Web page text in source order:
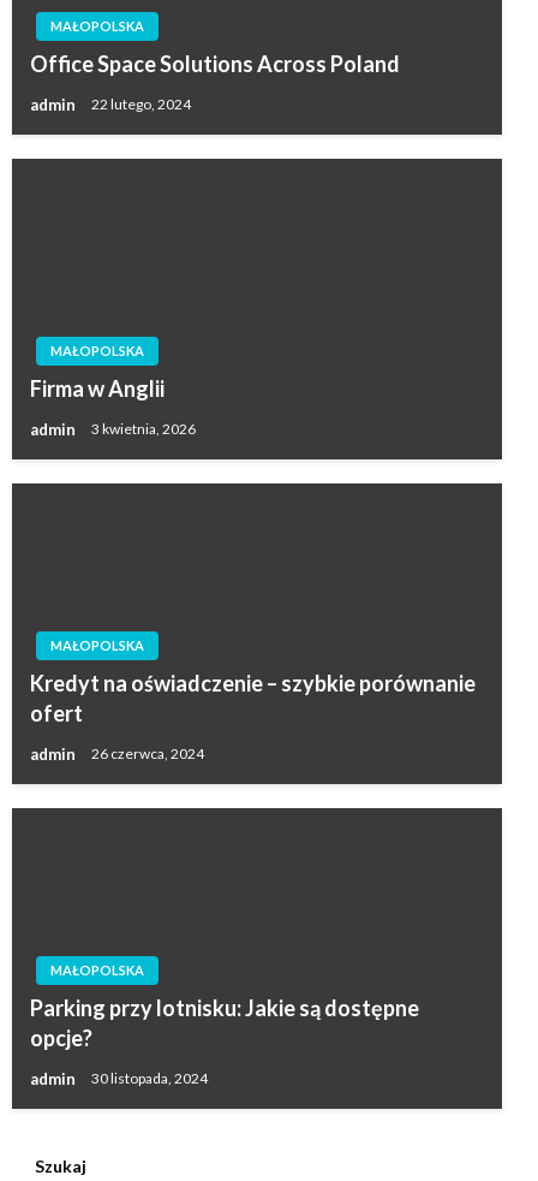
MAŁOPOLSKA
Office Space Solutions Across Poland
admin 22 lutego, 2024
MAŁOPOLSKA
Firma w Anglii
admin 3 kwietnia, 2026
MAŁOPOLSKA
Kredyt na oświadczenie – szybkie porównanie
ofert
admin 26 czerwca, 2024
MAŁOPOLSKA
Parking przy lotnisku: Jakie są dostępne
opcje?
admin 30 listopada, 2024
Szukaj